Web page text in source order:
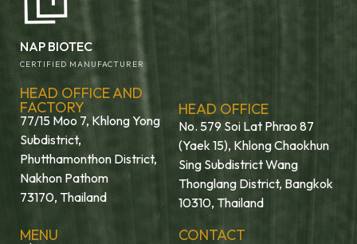
NAP BIOTEC
CERTIFIED MANUFACTURER
HEAD OFFICE AND
FACTORY
77/15 Moo 7, Khlong Yong
Subdistrict,
Phutthamonthon District,
Nakhon Pathom
73170, Thailand
HEAD OFFICE
No. 579 Soi Lat Phrao 87
(Yaek 15), Khlong Chaokhun
Sing Subdistrict Wang
Thonglang District, Bangkok
10310, Thailand
MENU CONTACT